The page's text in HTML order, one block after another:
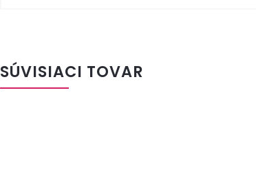
SÚVISIACI TOVAR